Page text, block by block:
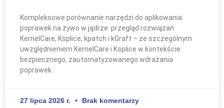
Kompleksowe porównanie narzędzi do aplikowania
poprawek na żywo w jądrze: przegląd rozwiązań
KernelCare, Ksplice, kpatch i kGraft – ze szczególnym
uwzględnieniem KernelCare i Ksplice w kontekście
bezpiecznego, zautomatyzowanego wdrażania
poprawek.
27 lipca 2026 r. Brak komentarzy